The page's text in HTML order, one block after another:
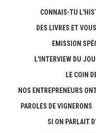
CONNAIS-TU
DES LIVRES ET VOUS
EMISSION
L'INTERVIEW DU
LE COIN
NOS ENTREPRENEURS
PAROLES DE VIGNERONS
SI ON PARLAIT